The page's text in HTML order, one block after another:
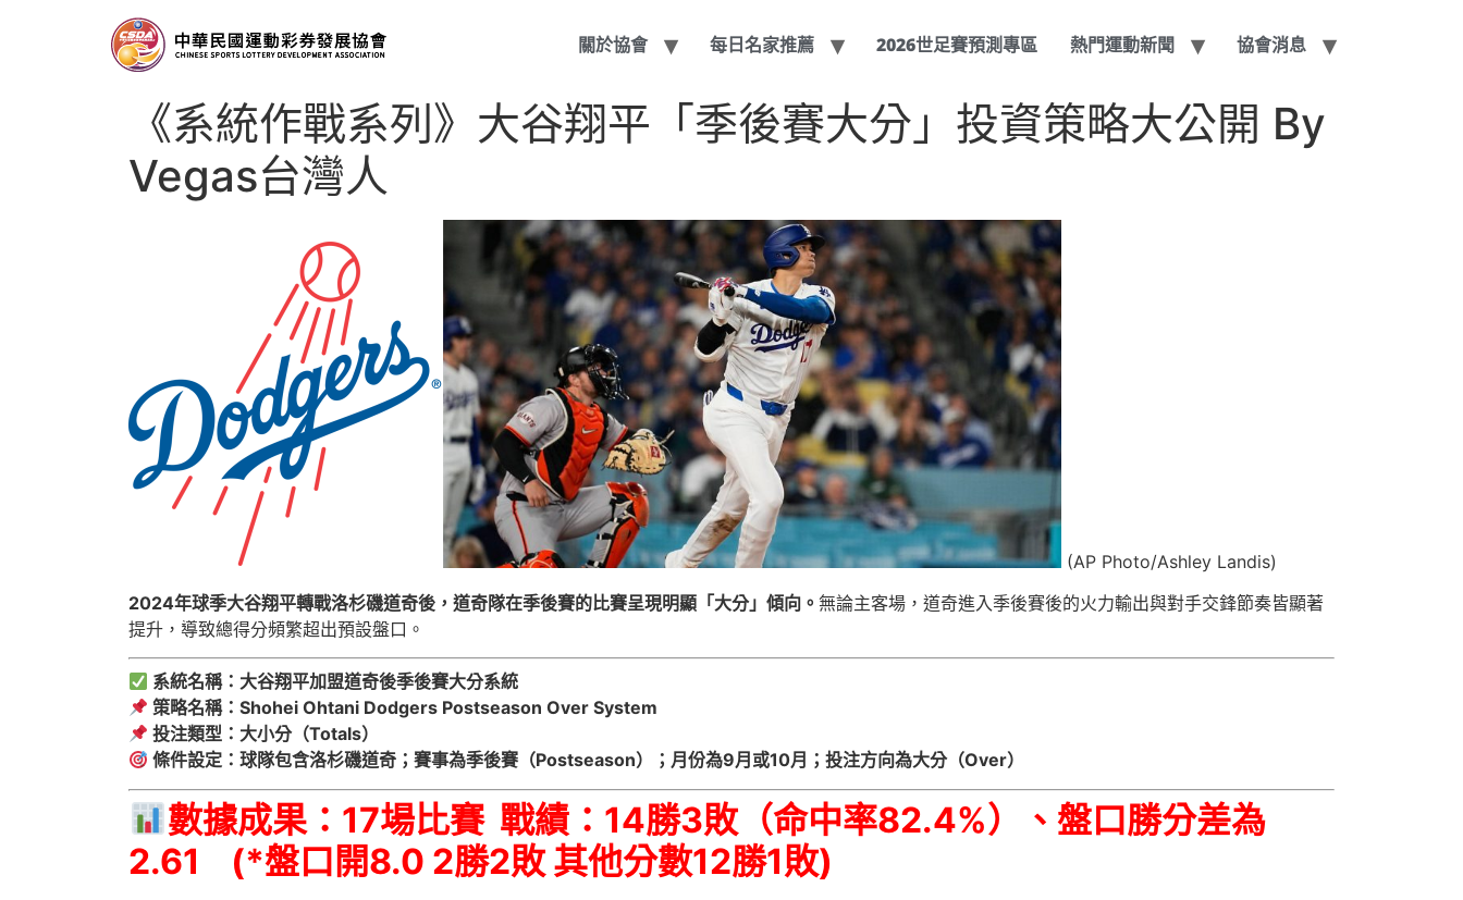
關於協會 每日名家推薦 2026世足賽預測專區 熱門運動新聞 協會消息
《系統作戰系列》大谷翔平「季後賽大分」投資策略大公開 By
Vegas台灣人
(AP Photo/Ashley Landis)
2024年球季大谷翔平轉戰洛杉磯道奇後，道奇隊在季後賽的比賽呈現明顯「大分」傾向。 無論主客場，道奇進入季後賽後的火力輸出與對手交鋒節奏皆顯著
提升，導致總得分頻繁超出預設盤口。
系統名稱：大谷翔平加盟道奇後季後賽大分系統
策略名稱：Shohei Ohtani Dodgers Postseason Over System
投注類型：大小分（Totals）
條件設定：球隊包含洛杉磯道奇；賽事為季後賽（Postseason）；月份為9月或10月；投注方向為大分（Over）
數據成果：17場比賽 戰績：14勝3敗（命中率82.4%）、盤口勝分差為
2.61 (*盤口開8.0 2勝2敗 其他分數12勝1敗)